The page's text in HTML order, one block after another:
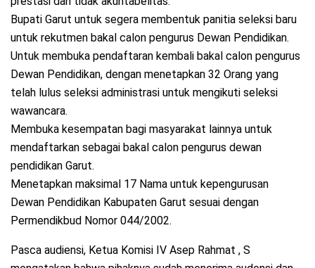
Bupati Garut untuk segera membentuk panitia seleksi baru
untuk rekutmen bakal calon pengurus Dewan Pendidikan.
Untuk membuka pendaftaran kembali bakal calon pengurus
Dewan Pendidikan, dengan menetapkan 32 Orang yang
telah lulus seleksi administrasi untuk mengikuti seleksi
wawancara.
Membuka kesempatan bagi masyarakat lainnya untuk
mendaftarkan sebagai bakal calon pengurus dewan
pendidikan Garut.
Menetapkan maksimal 17 Nama untuk kepengurusan
Dewan Pendidikan Kabupaten Garut sesuai dengan
Permendikbud Nomor 044/2002.
Pasca audiensi, Ketua Komisi IV Asep Rahmat , S